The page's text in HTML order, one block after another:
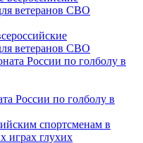
ветеранов СВО
России по голболу в